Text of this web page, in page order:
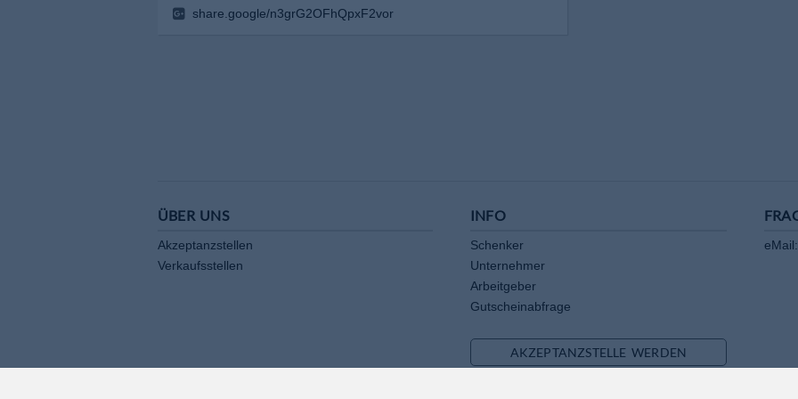
share.google/n3grG2OFhQpxF2vor
ÜBER UNS
Akzeptanzstellen
Verkaufsstellen
INFO
Schenker
Unternehmer
Arbeitgeber
Gutscheinabfrage
eMail:
AKZEPTANZSTELLE WERDEN